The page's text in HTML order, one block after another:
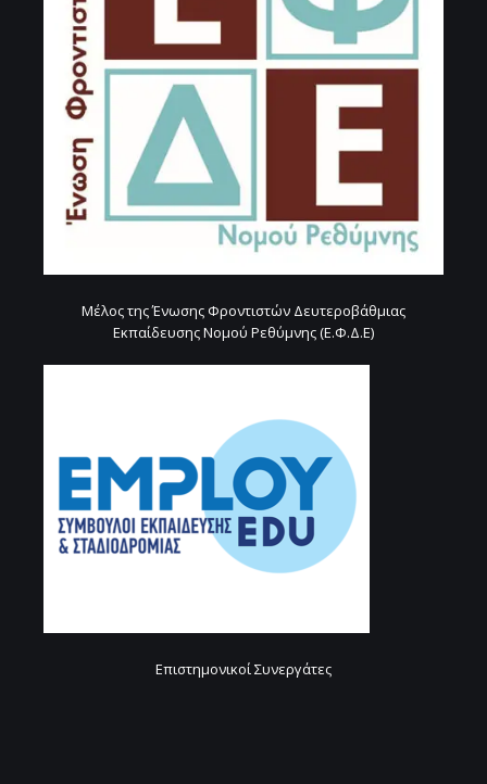
Μέλος της Ένωσης Φροντιστών Δευτεροβάθμιας
Εκπαίδευσης Νομού Ρεθύμνης (Ε.Φ.Δ.Ε)
Επιστημονικοί Συνεργάτες